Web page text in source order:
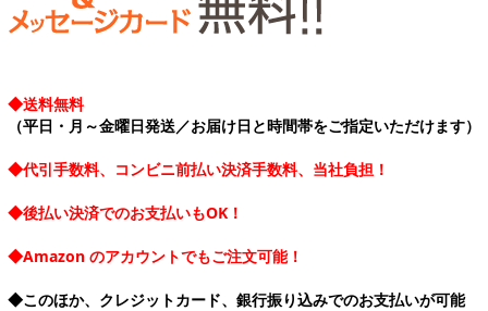
◆送料無料
（平日・月～金曜日発送／お届け日と時間帯をご指定いただけます）
◆代引手数料、コンビニ前払い決済手数料、当社負担！
◆後払い決済でのお支払いもOK！
◆Amazon のアカウントでもご注文可能！
◆このほか、クレジットカード、銀行振り込みでのお支払いが可能